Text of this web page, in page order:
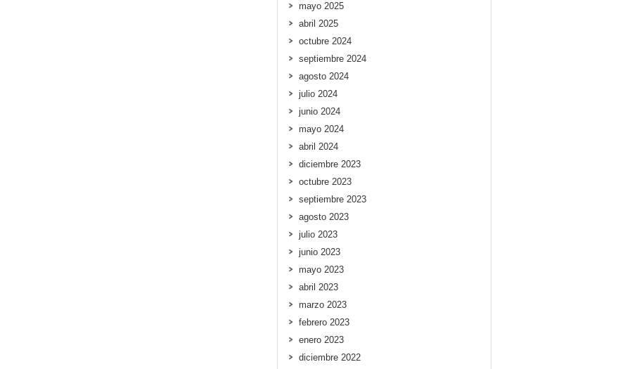
mayo 2025
abril 2025
octubre 2024
septiembre 2024
agosto 2024
julio 2024
junio 2024
mayo 2024
abril 2024
diciembre 2023
octubre 2023
septiembre 2023
agosto 2023
julio 2023
junio 2023
mayo 2023
abril 2023
marzo 2023
febrero 2023
enero 2023
diciembre 2022